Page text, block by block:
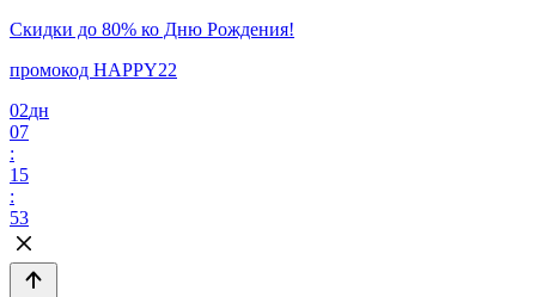
Скидки до 80% ко Дню Рождения!
промокод HAPPY22
02дн
07
:
15
:
53